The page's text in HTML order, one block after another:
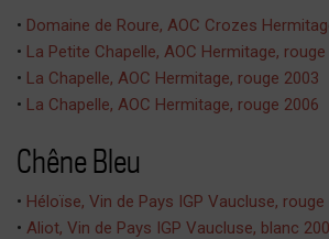
• Domaine de Roure, AOC Crozes
• La Petite Chapelle, AOC Hermitage, rouge
• La Chapelle, AOC Hermitage, rouge 2003
• La Chapelle, AOC Hermitage, rouge 2006
Chêne Bleu
• Héloïse, Vin de Pays IGP Vaucluse, rouge
• Aliot, Vin de Pays IGP Vaucluse, blanc